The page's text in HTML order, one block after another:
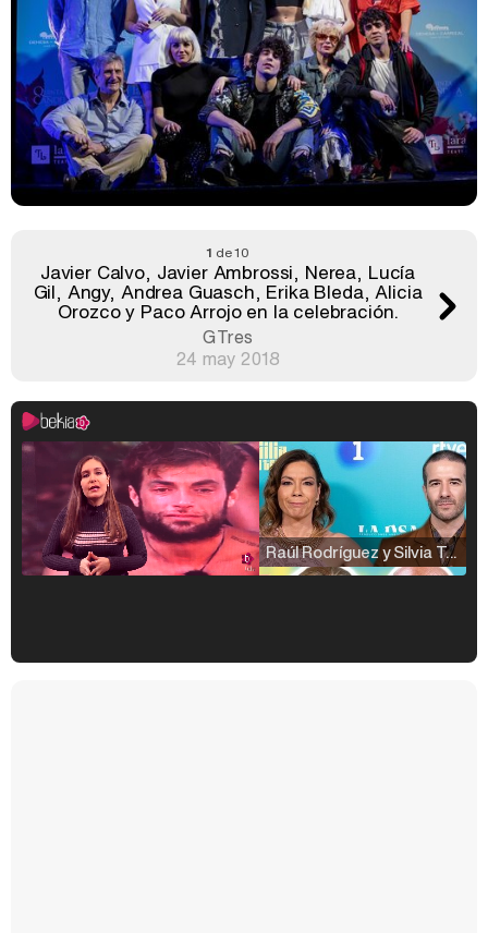
1 de 10
Javier Calvo, Javier Ambrossi, Nerea, Lucía
Gil, Angy, Andrea Guasch, Erika Bleda, Alicia
Orozco y Paco Arrojo en la celebración.
GTres
24 may 2018
Raúl Rodríguez y Silvia Taulés nos cuentan su papel en 'La familia de la tele'